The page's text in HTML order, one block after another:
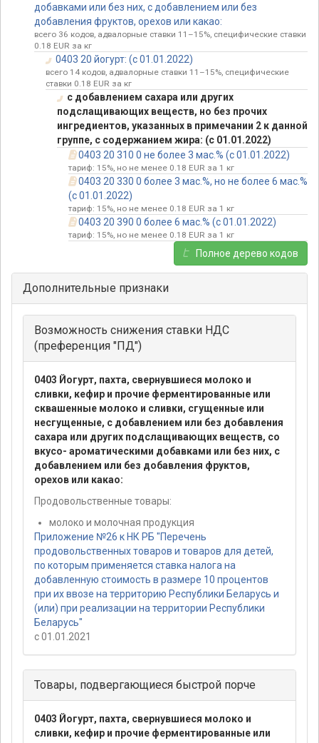
добавками или без них, с добавлением или без
добавления фруктов, орехов или какао:
всего 36 кодов, адвалорные ставки 11–15%, специфические ставки
0.18 EUR за кг
0403 20 йогурт: (с 01.01.2022)
всего 14 кодов, адвалорные ставки 11–15%, специфические
ставки 0.18 EUR за кг
с добавлением сахара или других
подслащивающих веществ, но без прочих
ингредиентов, указанных в примечании 2 к данной
группе, с содержанием жира: (с 01.01.2022)
0403 20 310 0 не более 3 мас.% (с 01.01.2022)
тариф: 15%, но не менее 0.18 EUR за 1 кг
0403 20 330 0 более 3 мас.%, но не более 6 мас.%
(с 01.01.2022)
тариф: 15%, но не менее 0.18 EUR за 1 кг
0403 20 390 0 более 6 мас.% (с 01.01.2022)
тариф: 15%, но не менее 0.18 EUR за 1 кг
Полное дерево кодов
Дополнительные признаки
Возможность снижения ставки НДС
(преференция "ПД")
0403 Йогурт, пахта, свернувшиеся молоко и
сливки, кефир и прочие ферментированные или
сквашенные молоко и сливки, сгущенные или
несгущенные, с добавлением или без добавления
сахара или других подслащивающих веществ, со
вкусо- ароматическими добавками или без них, с
добавлением или без добавления фруктов,
орехов или какао:
Продовольственные товары:
молоко и молочная продукция
Приложение №26 к НК РБ "Перечень
продовольственных товаров и товаров для детей,
по которым применяется ставка налога на
добавленную стоимость в размере 10 процентов
при их ввозе на территорию Республики Беларусь и
(или) при реализации на территории Республики
Беларусь"
с 01.01.2021
Товары, подвергающиеся быстрой порче
0403 Йогурт, пахта, свернувшиеся молоко и
сливки, кефир и прочие ферментированные или